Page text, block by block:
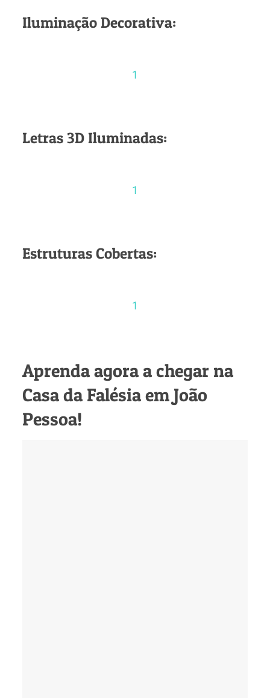
Iluminação Decorativa:
1
Letras 3D Iluminadas:
1
Estruturas Cobertas:
1
Aprenda agora a chegar na
Casa da Falésia em João
Pessoa!